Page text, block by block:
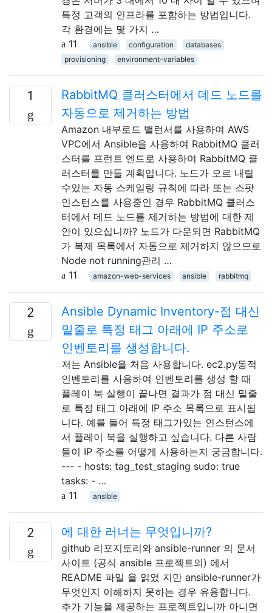
특정 고객의 인프라를 포함하는 방법입니다.
각 환경에는 몇 가지 …
11
ansible configuration
databases
provisioning
environment-variables
1
RabbitMQ 클러스터에서 데드 노드를
자동으로 제거하는 방법
Amazon 내부로드 밸런서를 사용하여 AWS
VPC에서 Ansible을 사용하여 RabbitMQ 클러
스터를 프런트 엔드로 사용하여 RabbitMQ 클
러스터를 만들 계획입니다. 노드가 오르 내릴
수있는 자동 스케일링 규칙에 따라 또는 스팟
인스턴스를 사용중인 경우 RabbitMQ 클러스
터에서 데드 노드를 제거하는 방법에 대한 제
안이 있으십니까? 노드가 다운되면 RabbitMQ
가 복제 목록에서 자동으로 제거하지 않으므로
Node not running관리 …
11
amazon-web-services ansible rabbitmq
2
Ansible Dynamic Inventory-점 대신
밑줄로 특정 태그 아래에 IP 주소로
인벤토리를 생성합니다.
저는 Ansible을 처음 사용합니다. ec2.py동적
인벤토리를 사용하여 인벤토리를 생성 할 때
플레이 북 실행이 끝나면 결과가 점 대신 밑줄
로 특정 태그 아래에 IP 주소 목록으로 표시됩
니다. 예를 들어 특정 태그가있는 인스턴스에
서 플레이 북을 실행하고 싶습니다. 다른 사람
들이 IP 주소를 어떻게 사용하는지 궁금합니다.
--- - hosts: tag_test_staging sudo: true
tasks: - …
11
ansible
2 에 대한 러너는 무엇입니까?
github 리포지토리와 ansible-runner 의 문서
사이트 (공식 ansible 프로젝트의) 에서
README 파일 을 읽었 지만 ansible-runner가
무엇인지 이해하지 못하는 경우 유용합니다.
추가 기능을 제공하는 프로젝트입니까 아니면